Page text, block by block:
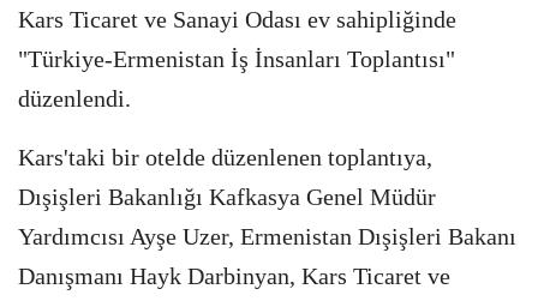
Kars Ticaret ve Sanayi Odası ev sahipliğinde
"Türkiye-Ermenistan İş İnsanları Toplantısı"
düzenlendi.
Kars'taki bir otelde düzenlenen toplantıya,
Dışişleri Bakanlığı Kafkasya Genel Müdür
Yardımcısı Ayşe Uzer, Ermenistan Dışişleri Bakanı
Danışmanı Hayk Darbinyan, Kars Ticaret ve